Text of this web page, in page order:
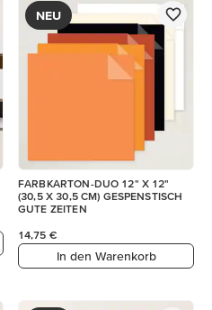
NEU
FARBKARTON-DUO 12" X 12"
(30,5 X 30,5 CM) GESPENSTISCH
GUTE ZEITEN
14,75 €
In den Warenkorb